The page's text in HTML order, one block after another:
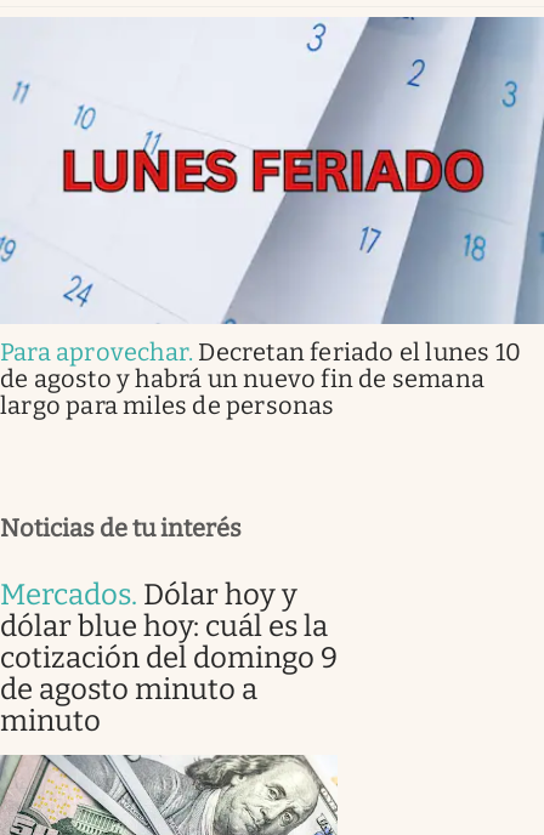
Para aprovechar. Decretan feriado el lunes 10
de agosto y habrá un nuevo fin de semana
largo para miles de personas
Noticias de tu interés
Mercados. Dólar hoy y
dólar blue hoy: cuál es la
cotización del domingo 9
de agosto minuto a
minuto